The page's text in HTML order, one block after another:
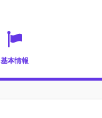
基本情報